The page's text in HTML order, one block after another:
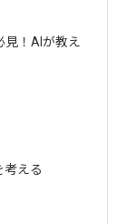
見！AIが教え
考える